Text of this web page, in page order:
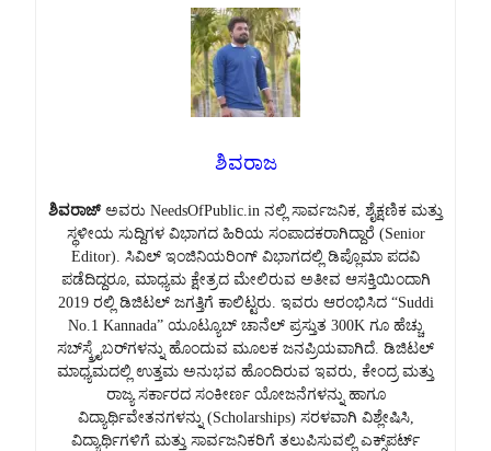
ಶಿವರಾಜ
ಶಿವರಾಜ್ಅವರು NeedsOfPublic.in ನಲ್ಲಿ ಸಾರ್ವಜನಿಕ, ಶೈಕ್ಷಣಿಕ ಮತ್ತು
ಸ್ಥಳೀಯ ಸುದ್ದಿಗಳ ವಿಭಾಗದ ಹಿರಿಯ ಸಂಪಾದಕರಾಗಿದ್ದಾರೆ (Senior
Editor). ಸಿವಿಲ್ ಇಂಜಿನಿಯರಿಂಗ್ ವಿಭಾಗದಲ್ಲಿ ಡಿಪ್ಲೊಮಾ ಪದವಿ
ಪಡೆದಿದ್ದರೂ, ಮಾಧ್ಯಮ ಕ್ಷೇತ್ರದ ಮೇಲಿರುವ ಅತೀವ ಆಸಕ್ತಿಯಿಂದಾಗಿ
2019 ರಲ್ಲಿ ಡಿಜಿಟಲ್ ಜಗತ್ತಿಗೆ ಕಾಲಿಟ್ಟರು. ಇವರು ಆರಂಭಿಸಿದ “Suddi
No.1 Kannada” ಯೂಟ್ಯೂಬ್ ಚಾನೆಲ್ ಪ್ರಸ್ತುತ 300K ಗೂ ಹೆಚ್ಚು
ಸಬ್‌ಸ್ಕ್ರೈಬರ್‌ಗಳನ್ನು ಹೊಂದುವ ಮೂಲಕ ಜನಪ್ರಿಯವಾಗಿದೆ. ಡಿಜಿಟಲ್
ಮಾಧ್ಯಮದಲ್ಲಿ ಉತ್ತಮ ಅನುಭವ ಹೊಂದಿರುವ ಇವರು, ಕೇಂದ್ರ ಮತ್ತು
ರಾಜ್ಯ ಸರ್ಕಾರದ ಸಂಕೀರ್ಣ ಯೋಜನೆಗಳನ್ನು ಹಾಗೂ
ವಿದ್ಯಾರ್ಥಿವೇತನಗಳನ್ನು (Scholarships) ಸರಳವಾಗಿ ವಿಶ್ಲೇಷಿಸಿ,
ವಿದ್ಯಾರ್ಥಿಗಳಿಗೆ ಮತ್ತು ಸಾರ್ವಜನಿಕರಿಗೆ ತಲುಪಿಸುವಲ್ಲಿ ಎಕ್ಸ್‌ಪರ್ಟ್